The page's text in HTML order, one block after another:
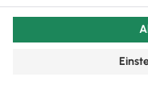
erstellen
Wichtiges zur
Kleinunternehmer,